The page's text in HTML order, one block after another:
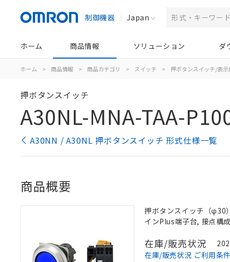
制御機器 Japan
ホーム 商品情報 ソリューション ダ
ホーム > 商品情報 > 商品カテゴリ > スイッチ > 押ボタンスイッチ/表示
押ボタンスイッチ
A30NL-MNA-TAA-
A30NN / A30NL 押ボタンスイッチ 形式仕様一覧
商品概要
押ボタンスイッチ（φ30
インPlus端子台, 接点構
在庫/販売状況
在庫/販売状況 ご利用条件